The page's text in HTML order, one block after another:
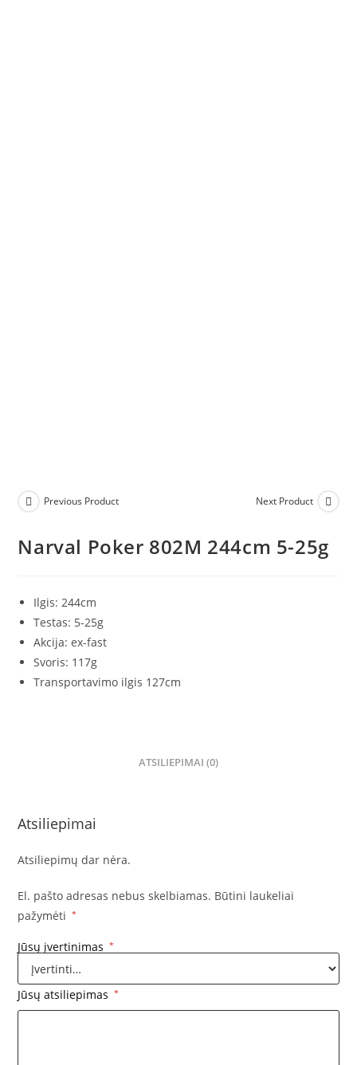
Previous Product Next Product
Narval Poker 802M 244cm 5-25g
Ilgis: 244cm
Testas: 5-25g
Akcija: ex-fast
Svoris: 117g
Transportavimo ilgis 127cm
ATSILIEPIMAI (0)
Atsiliepimai
Atsiliepimų dar nėra.
El. pašto adresas nebus skelbiamas. Būtini laukeliai
pažymėti
*
Jūsų įvertinimas *
Jūsų atsiliepimas *